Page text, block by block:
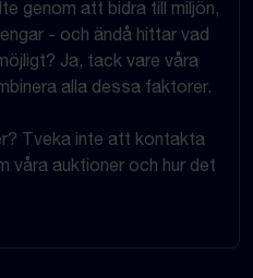
genom att bidra till miljön,
- och ändå hittar vad
Ja, tack vare våra
alla dessa faktorer.
Tveka inte att kontakta
våra auktioner och hur det